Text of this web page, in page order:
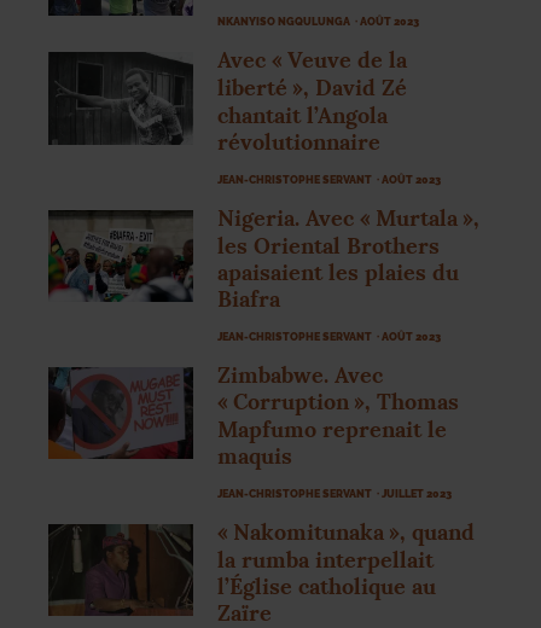
NKANYISO NGQULUNGA · AOÛT 2023
Avec « Veuve de la
liberté », David Zé
chantait l’Angola
révolutionnaire
JEAN-CHRISTOPHE SERVANT · AOÛT 2023
Nigeria. Avec « Murtala »,
les Oriental Brothers
apaisaient les plaies du
Biafra
JEAN-CHRISTOPHE SERVANT · AOÛT 2023
Zimbabwe. Avec
« Corruption », Thomas
Mapfumo reprenait le
maquis
JEAN-CHRISTOPHE SERVANT · JUILLET 2023
« Nakomitunaka », quand
la rumba interpellait
l’Église catholique au
Zaïre